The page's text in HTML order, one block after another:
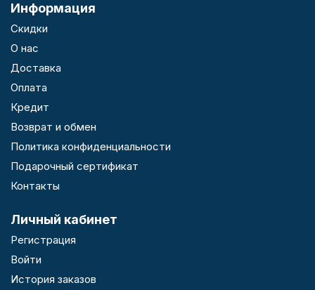
Информация
Скидки
О нас
Доставка
Оплата
Кредит
Возврат и обмен
Политика конфиденциальности
Подарочный сертификат
Контакты
Личный кабинет
Регистрация
Войти
История заказов